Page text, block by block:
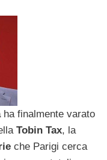
ha finalmente varato
Tobin Tax, la
che Parigi cerca